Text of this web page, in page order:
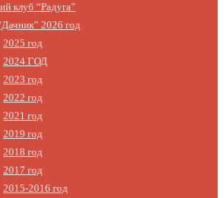
клуб “Радуга”
2026 год
2025 год
2024 ГОД
2023 год
2022 год
2021 год
2019 год
2018 год
2017 год
2015-2016 год